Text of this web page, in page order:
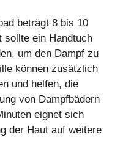
beträgt 8 bis 10
sollte ein Handtuch
um den Dampf zu
können zusätzlich
und helfen, die
von Dampfbädern
eignet sich
der Haut auf weitere